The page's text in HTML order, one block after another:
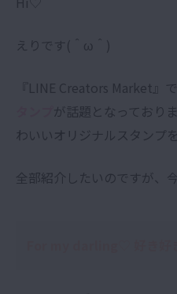
えりです(＾ω＾)
『LINE Creators Market』
が話題となっており
わいいオリジナルスタンプ
全部紹介したいのですが、